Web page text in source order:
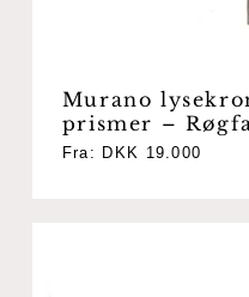
Murano
prismer –
Fra: DKK 19.000